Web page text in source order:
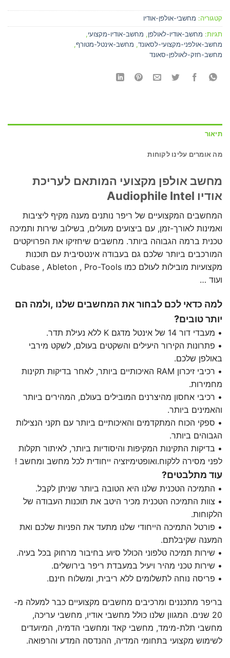
קטגוריה: מחשבי-אולפן-אודיו
תגיות: מחשב-אודיו-לאולפן, מחשב-אודיו-מקצועי,
מחשב-אולפני-מקצועי-לסאונד, מחשב-אינטל-מטורף,
מחשב-חזק-לאולפן-סאונד
תיאור
מה אומרים עלינו לקוחות
מחשב אולפן מקצועי המותאם לעריכת
אודיו Audiophile Intel
המחשבים המקצועיים של ריפר נותנים מענה מקיף ליציבות
ואמינות לאורך-זמן, עם ביצועים מעולים, בשילוב שירות ותמיכה
טכנית ברמה הגבוהה ביותר. מחשבים שיחזיקו את הפרויקטים
המורכבים ביותר שלכם גם בעבודה אינטסיבית עם תוכנות
מקצועיות מובילות לעולם כמו Cubase , Ableton , Pro-Tools
ועוד …
למה כדאי לכם לבחור את המחשבים שלנו ,ולמה הם
יותר טובים?
• מעבדי דור 14 של אינטל מדגם K ללא נעילת תדר.
• פתרונות הקירור היעילים והשקטים בעולם, לשקט מירבי
באולפן שלכם.
• רכיבי זיכרון RAM האיכותיים ביותר, לאחר בדיקות תקינות
מחמירות.
• רכיבי אחסון מהיצרנים המובילים בעולם, המהירים ביותר
והאמינים ביותר.
• ספקי הכוח המתקדמים והאיכותיים ביותר עם תקני הנצילות
הגבוהים ביותר.
• בדיקות התקינות המקיפות והיסודיות ביותר, לאיתור תקלות
לפני מסירה ללקוח.ואופטימיזציה ייחודית לכל מחשב ומחשב !
עוד מתלבטים?
• התמיכה הטכנית שלנו היא הטובה ביותר שניתן לקבל.
• צוות התמיכה הטכנית מכיר היטב את תוכנות העבודה של
הלקוחות.
• פורטל התמיכה הייחודי שלנו מתעד את הפניות שלכם ואת
המענה שקיבלתם.
• שירות תמיכה טלפוני הכולל סיוע בחיבור מרחוק בכל בעיה.
• שירות טכני מהיר ויעיל במעבדת ריפר בירושלים.
• פריסה נוחה לתשלומים ללא ריבית, ומשלוח חינם.
בריפר מתכננים ומרכיבים מחשבים מקצועיים כבר למעלה מ-
20 שנים. המגוון שלנו כולל מחשבי אודיו, מחשבי עריכה,
מחשבי תלת-מימד, מחשבי קאד ומחשבי הדמיה, המיועדים
לשימוש מקצועי בתחומי המדיה, ההנדסה המדע והרפואה.